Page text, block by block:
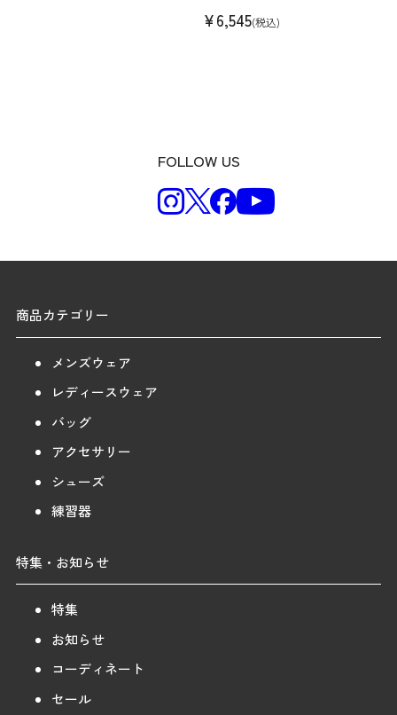
¥6,545(税込)
FOLLOW US
商品カテゴリー
メンズウェア
レディースウェア
バッグ
アクセサリー
シューズ
練習器
特集・お知らせ
特集
お知らせ
コーディネート
セール